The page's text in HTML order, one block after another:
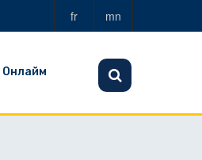
fr mn
Онлайм